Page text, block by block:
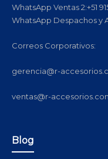
WhatsApp Ventas 2:+51
WhatsApp Despachos y
Correos Corporativos:
gerencia@r-
ventas@r-
Blog